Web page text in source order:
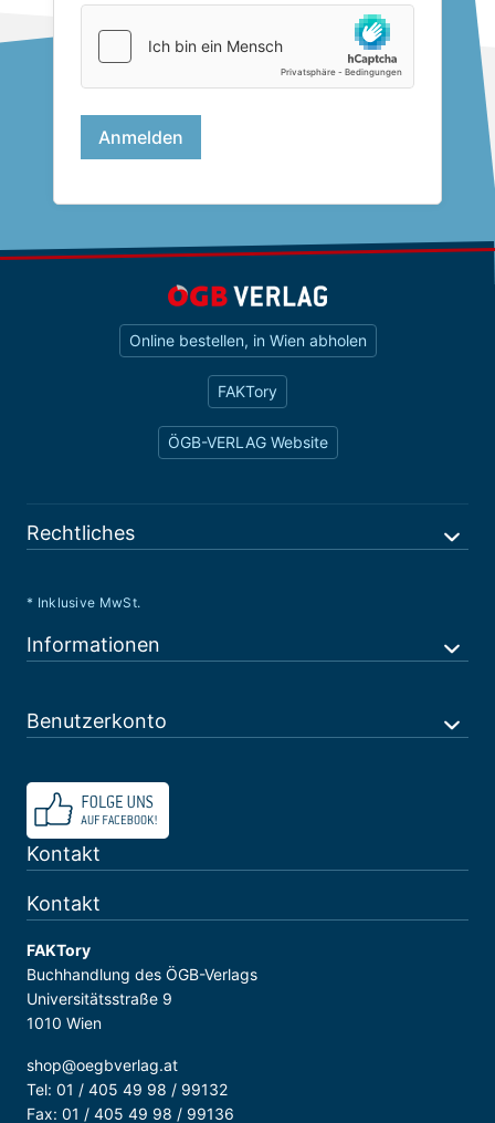
Online bestellen, in Wien abholen
FAKTory
ÖGB-VERLAG Website
Rechtliches
* Inklusive MwSt.
Informationen
Benutzerkonto
Kontakt
Kontakt
FAKTory
Buchhandlung des ÖGB-Verlags
Universitätsstraße 9
1010 Wien
shop@oegbverlag.at
Tel: 01 / 405 49 98 / 99132
Fax: 01 / 405 49 98 / 99136